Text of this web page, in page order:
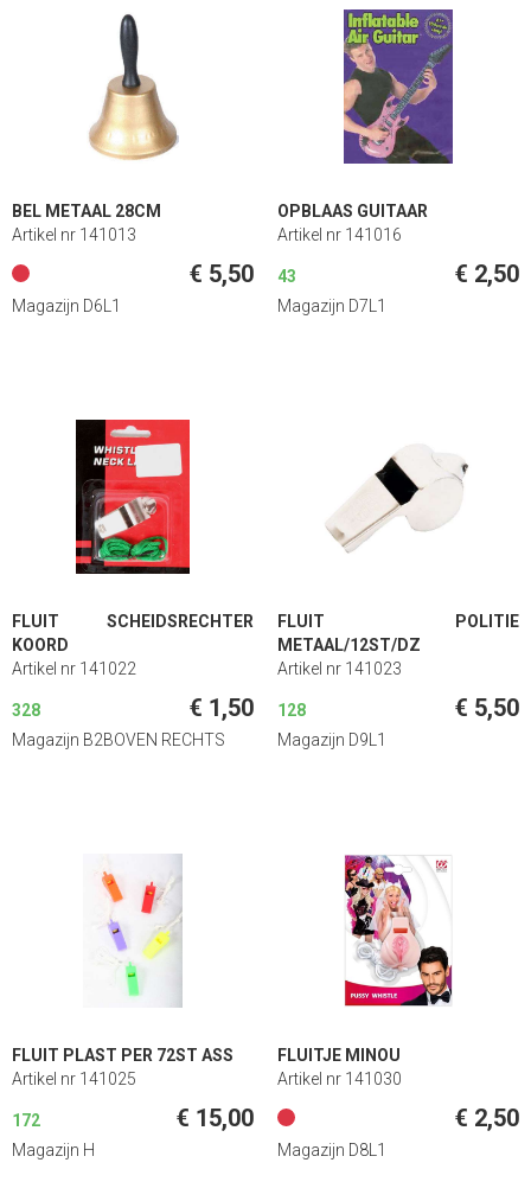
BEL METAAL 28CM
Artikel nr 141013
€ 5,50
Magazijn D6L1
OPBLAAS GUITAAR
Artikel nr 141016
43 € 2,50
Magazijn D7L1
FLUIT SCHEIDSRECHTER
KOORD
Artikel nr 141022
328 € 1,50
Magazijn B2BOVEN RECHTS
FLUIT POLITIE
METAAL/12ST/DZ
Artikel nr 141023
128 € 5,50
Magazijn D9L1
FLUIT PLAST PER 72ST ASS
Artikel nr 141025
172 € 15,00
Magazijn H
FLUITJE MINOU
Artikel nr 141030
€ 2,50
Magazijn D8L1